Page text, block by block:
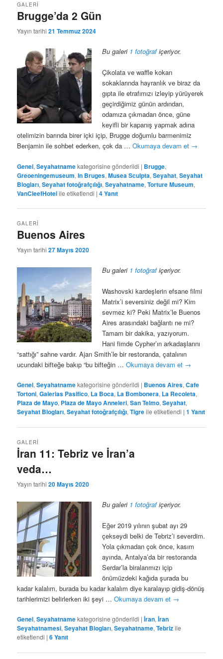
Brugge’da 2 Gün
GALERI
Yayın tarihi21 Temmuz 2024
Bu galeri 1 fotoğrafiçeriyor.
Çikolata ve waffle kokan
sokaklarında hayranlık ve biraz da
gıpta ile etrafımızı izleyip yürüyerek
geçirdiğimiz günün ardından,
odamıza çıkmadan önce, güne
keyifli bir kapanış yapmak adına
otelimizin barında birer içki içip, Brugge doğumlu barmenimiz
Benjamin ile sohbet ederken, çok da …Okumaya devam et →
Genel,Seyahatnamekategorisine gönderildi | Brugge,
Greoeningemuseum,In Bruges,Musea Sculpta,Seyahat,Seyahat
Blogları,Seyahat fotoğrafçılığı,Seyahatname,Torture Museum,
VanCleefHotelile etiketlendi |4Yanıt
Buenos Aires
GALERI
Yayın tarihi27 Mayıs 2020
Bu galeri 1 fotoğrafiçeriyor.
Washovski kardeşlerin efsane filmi
Matrix’i seversiniz değil mi? Kim
sevmez ki? Peki Matrix’le Buenos
Aires arasındaki bağlantı ne mi?
Tamam bir dakika, yazıyorum.
Hani fimde Cypher’ın arkadaşlarını
“sattığı” sahne vardır. Ajan Smith’le bir restoranda, çatalının
ucundaki bifteğe bakıp “bu bifteğin …Okumaya devam et →
Genel,Seyahatnamekategorisine gönderildi | Buenos Aires,Cafe
Tortoni,Galerias Pasifico, La Boca, La Bombonera, La Recoleta,
Plaza de Mayo, Plaza de Mayo Anneleri,San Telmo,Seyahat,
Seyahat Blogları,Seyahat fotoğrafçılığı,Tigreile etiketlendi |1 Yanıt
İran 11: Tebriz ve İran’a
veda…
GALERI
Yayın tarihi20 Mayıs 2020
Bu galeri 1 fotoğrafiçeriyor.
Eğer 2019 yılının şubat ayı 29
çekseydi belki de Tebriz’i severdim.
Yola çıkmadan çok önce, kasım
ayında, Antalya’da bir restoranda
Serdar’la biralarımızı içip
önümüzdeki kağıda şurada bu
kadar kalalım, burada bu kadar kalalım diye karalayıp gidiş-dönüş
tarihlerimizi belirlerken iki şeyi …Okumaya devam et →
Genel,Seyahatnamekategorisine gönderildi |İran,İran
Seyahatnamesi,Seyahat Blogları,Seyahatname,Tebrizile
etiketlendi |6Yanıt